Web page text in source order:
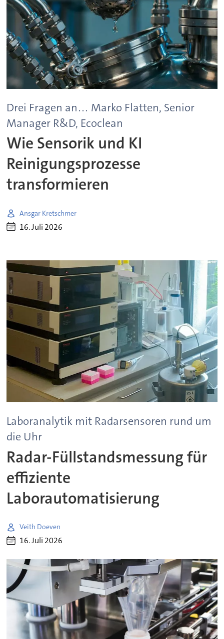
Drei Fragen an… Marko Flatten, Senior
Manager R&D, Ecoclean
Wie Sensorik und KI
Reinigungsprozesse
transformieren
Ansgar Kretschmer
16. Juli 2026
Laboranalytik mit Radarsensoren rund um
die Uhr
Radar-Füllstandsmessung für
effiziente
Laborautomatisierung
Veith Doeven
16. Juli 2026